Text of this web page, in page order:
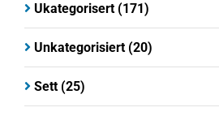
Ukategorisert (171)
Unkategorisiert (20)
Sett (25)